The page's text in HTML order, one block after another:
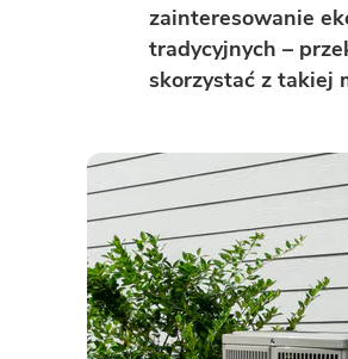
Zobacz wszystkie kategorie
BAZA WIEDZY
Zobacz wszystkie porady
zainteresowanie
tradycyjnych –
skorzystać z takiej